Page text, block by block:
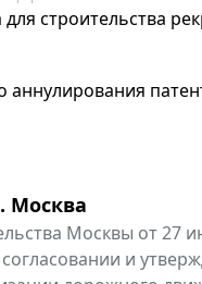
строительства
аннулирования
Москва
Москвы от 27
и